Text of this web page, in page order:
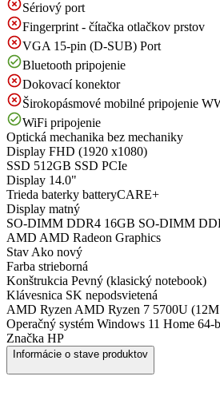
Sériový port
Fingerprint - čítačka otlačkov prstov
VGA 15-pin (D-SUB) Port
Bluetooth pripojenie
Dokovací konektor
Širokopásmové mobilné pripojenie
WiFi pripojenie
Optická mechanika bez mechaniky
Display FHD (1920 x1080)
SSD 512GB SSD PCIe
Display 14.0"
Trieda baterky batteryCARE+
Display matný
SO-DIMM DDR4 16GB SO-DIMM
AMD AMD Radeon Graphics
Stav Ako nový
Farba strieborná
Konštrukcia Pevný (klasický notebook)
Klávesnica SK nepodsvietená
AMD Ryzen AMD Ryzen 7 5700U
Operačný systém Windows 11 Home 64-
Značka HP
Informácie o stave produktov